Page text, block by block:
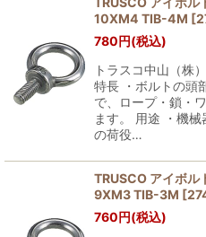
10XM4 TIB-4M
780円(税込)
トラスコ中山（株
特長 ・ボルトの頭
で、ロープ・鎖・
ます。 用途 ・機
の荷役…
TRUSCO アイボ
9XM3 TIB-3M
760円(税込)